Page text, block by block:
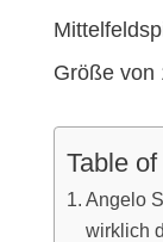
Größe von
Table
Angelo
wirklich